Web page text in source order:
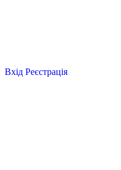
Вхід Реєстрація